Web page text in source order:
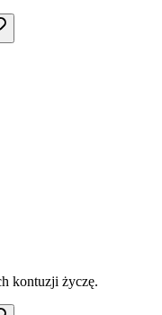
kontuzji życzę.